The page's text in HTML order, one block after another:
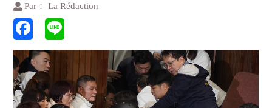
Par： La Rédaction